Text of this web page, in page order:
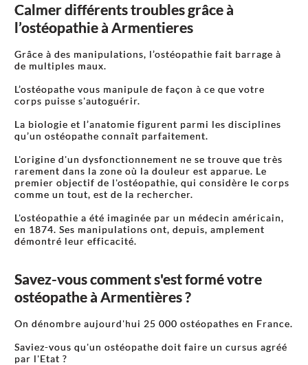
Calmer différents troubles grâce à
l’ostéopathie à Armentieres
Grâce à des manipulations, l’ostéopathie fait barrage à
de multiples maux.
L’ostéopathe vous manipule de façon à ce que votre
corps puisse s'autoguérir.
La biologie et l’anatomie figurent parmi les disciplines
qu’un ostéopathe connaît parfaitement.
L'origine d'un dysfonctionnement ne se trouve que très
rarement dans la zone où la douleur est apparue. Le
premier objectif de l'ostéopathie, qui considère le corps
comme un tout, est de la rechercher.
L'ostéopathie a été imaginée par un médecin américain,
en 1874. Ses manipulations ont, depuis, amplement
démontré leur efficacité.
Savez-vous comment s'est formé votre
ostéopathe à Armentières ?
On dénombre aujourd'hui 25 000 ostéopathes en France.
Saviez-vous qu'un ostéopathe doit faire un cursus agréé
par l'Etat ?